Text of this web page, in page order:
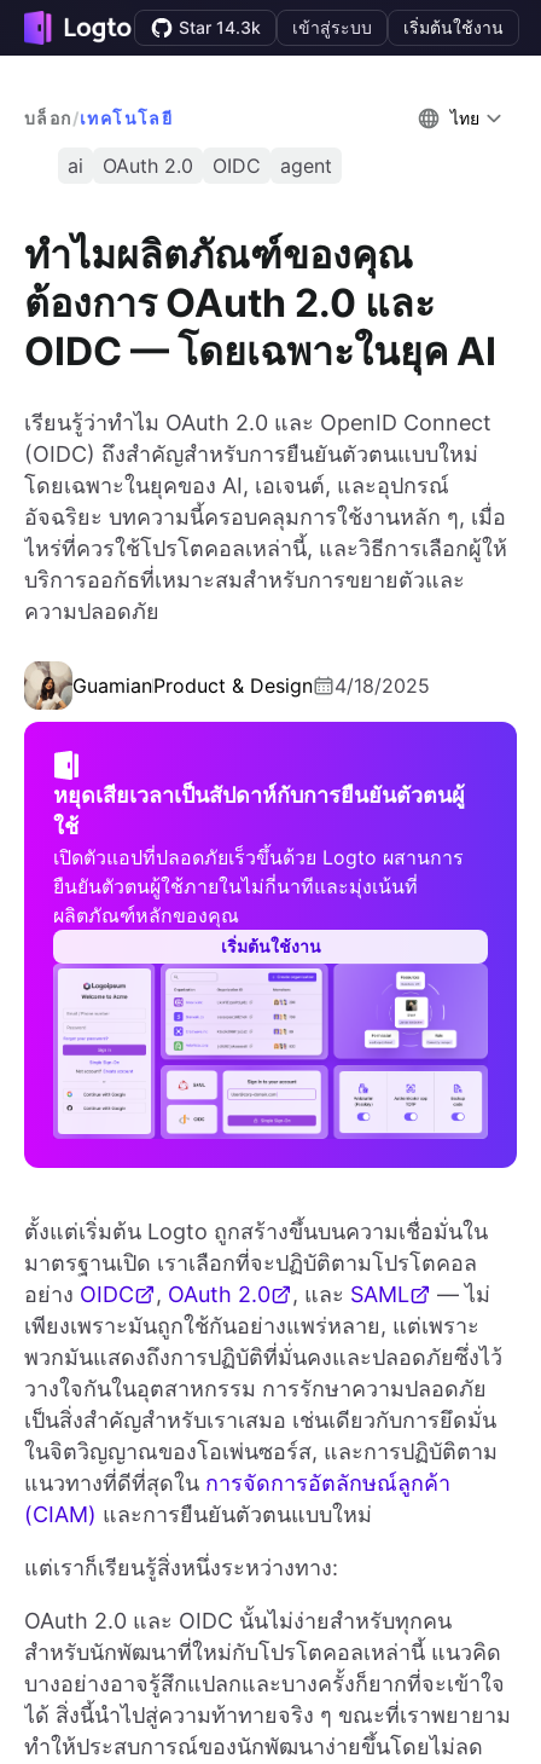
Star 14.3k เข้าสู่ระบบ เริ่มต้นใช้งาน
บล็อก/เทคโนโลยี ไทย
ai OAuth 2.0 OIDC agent
ทำไมผลิตภัณฑ์ของคุณ
ต้องการ OAuth 2.0 และ
OIDC — โดยเฉพาะในยุค AI
เรียนรู้ว่าทำไม OAuth 2.0 และ OpenID Connect
(OIDC) ถึงสำคัญสำหรับการยืนยันตัวตนแบบใหม่
โดยเฉพาะในยุคของ AI, เอเจนต์, และอุปกรณ์
อัจฉริยะ บทความนี้ครอบคลุมการใช้งานหลัก ๆ, เมื่อ
ไหร่ที่ควรใช้โปรโตคอลเหล่านี้, และวิธีการเลือกผู้ให้
บริการออกัธที่เหมาะสมสำหรับการขยายตัวและ
ความปลอดภัย
GuamianProduct & Design 4/18/2025
หยุดเสียเวลาเป็นสัปดาห์กับการยืนยันตัวตนผู้
ใช้
เปิดตัวแอปที่ปลอดภัยเร็วขึ้นด้วย Logto ผสานการ
ยืนยันตัวตนผู้ใช้ภายในไม่กี่นาทีและมุ่งเน้นที่
ผลิตภัณฑ์หลักของคุณ
เริ่มต้นใช้งาน
ตั้งแต่เริ่มต้น Logto ถูกสร้างขึ้นบนความเชื่อมั่นใน
มาตรฐานเปิด เราเลือกที่จะปฏิบัติตามโปรโตคอล
อย่าง OIDC , OAuth 2.0 , และ SAML
— ไม่
เพียงเพราะมันถูกใช้กันอย่างแพร่หลาย, แต่เพราะ
พวกมันแสดงถึงการปฏิบัติที่มั่นคงและปลอดภัยซึ่งไว้
วางใจกันในอุตสาหกรรม การรักษาความปลอดภัย
เป็นสิ่งสำคัญสำหรับเราเสมอ เช่นเดียวกับการยึดมั่น
ในจิตวิญญาณของโอเพ่นซอร์ส, และการปฏิบัติตาม
แนวทางที่ดีที่สุดใน การจัดการอัตลักษณ์ลูกค้า
(CIAM) และการยืนยันตัวตนแบบใหม่
แต่เราก็เรียนรู้สิ่งหนึ่งระหว่างทาง:
OAuth 2.0 และ OIDC นั้นไม่ง่ายสำหรับทุกคน
สำหรับนักพัฒนาที่ใหม่กับโปรโตคอลเหล่านี้ แนวคิด
บางอย่างอาจรู้สึกแปลกและบางครั้งก็ยากที่จะเข้าใจ
ได้ สิ่งนี้นำไปสู่ความท้าทายจริง ๆ ขณะที่เราพยายาม
ทำให้ประสบการณ์ของนักพัฒนาง่ายขึ้นโดยไม่ลด